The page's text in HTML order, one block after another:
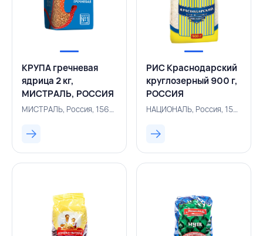
КРУПА гречневая
ядрица 2 кг,
МИСТРАЛЬ, РОССИЯ
МИСТРАЛЬ, Россия, 156200207
РИС Краснодарский
круглозерный 900 г,
РОССИЯ
НАЦИОНАЛЬ, Россия, 156200350